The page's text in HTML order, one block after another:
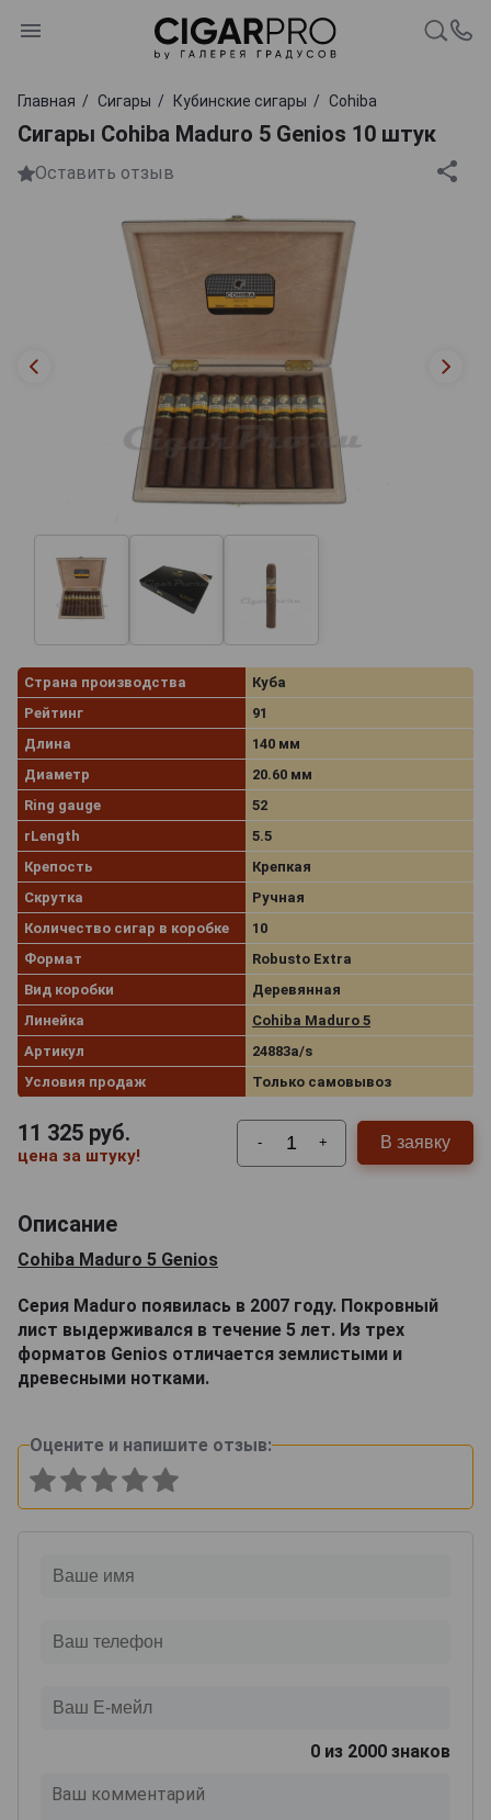
Главная Сигары Кубинские сигары Cohiba
Сигары Cohiba Maduro 5 Genios 10 штук
Оставить отзыв
Страна производства
Куба
Рейтинг
91
Длина
140 мм
Диаметр
20.60 мм
Ring gauge
52
rLength
5.5
Крепость
Крепкая
Скрутка
Ручная
Количество сигар в коробке
10
Формат
Robusto Extra
Вид коробки
Деревянная
Линейка
Cohiba Maduro 5
Артикул
24883a/s
Условия продаж
Только самовывоз
11 325 руб.
цена за штуку!
- + В заявку
Описание
Cohiba Maduro 5 Genios
Серия Maduro появилась в 2007 году. Покровный
лист выдерживался в течение 5 лет. Из трех
форматов Genios отличается землистыми и
древесными нотками.
Оцените и напишите отзыв:
0 из 2000 знаков